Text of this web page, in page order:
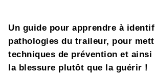
Un guide pour apprendre à
pathologies du traileur, pour
techniques de prévention et ainsi
la blessure plutôt que la guérir !